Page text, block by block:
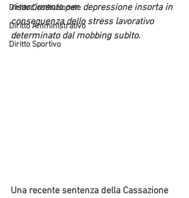
Diritto Costituzionale
Diritto Amministrativo
Diritto Sportivo
risarcimento per  depressione insorta in
conseguenza dello stress lavorativo
determinato dal mobbing subìto.
Una recente sentenza della Cassazione